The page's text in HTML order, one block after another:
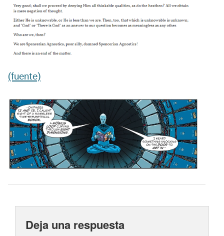
(fuente)
Deja una respuesta